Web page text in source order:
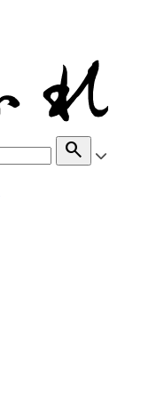
search